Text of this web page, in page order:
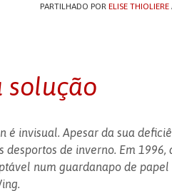
PARTILHADO POR ELISE THIOLIERE
solução
é invisual. Apesar da sua
desportos de inverno. Em
num guardanapo de